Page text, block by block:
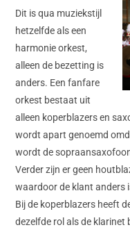
Dit is qua muziekstijl
hetzelfde als een
harmonie orkest,
alleen de bezetting is
anders. Een fanfare
orkest bestaat uit
alleen koperblazers en
wordt apart genoemd
wordt de
Verder zijn er geen
waardoor de klant anders
Bij de koperblazers heeft
dezelfde rol als de klarinet